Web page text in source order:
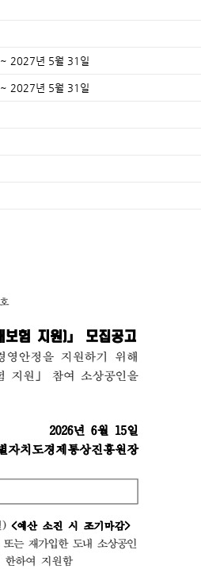
2027년 5월 31일
2027년 5월 31일